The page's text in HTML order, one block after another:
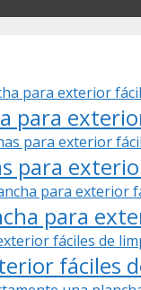
para
para
para
fáciles